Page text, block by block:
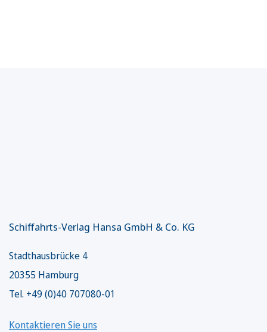
Schiffahrts-Verlag Hansa GmbH & Co. KG
Stadthausbrücke 4
20355 Hamburg
Tel. +49 (0)40 707080-01
Kontaktieren Sie uns